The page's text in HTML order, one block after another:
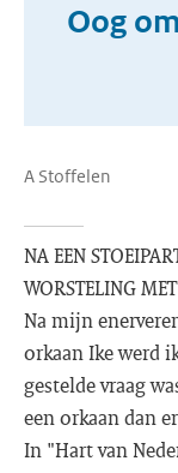
Oog
A Stoffelen
NA EEN
WORSTELING
Na mijn
orkaan Ike werd
gestelde vraag
een orkaan dan
In "Hart van